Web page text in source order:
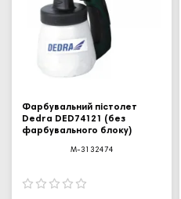
Фарбувальний пістолет
Dedra DED74121 (без
фарбувального блоку)
M-3132474